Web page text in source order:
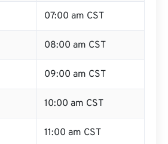
07:00 am CST
08:00 am CST
09:00 am CST
10:00 am CST
11:00 am CST